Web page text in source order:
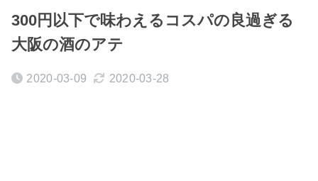
300円以下で味わえるコスパの良過ぎる
大阪の酒のアテ
2020-03-09 2020-03-28